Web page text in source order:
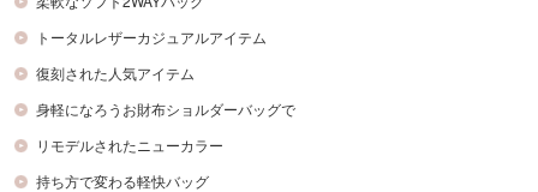
トータルレザーカジュアルアイテム
復刻された人気アイテム
身軽になろうお財布ショルダーバッグで
リモデルされたニューカラー
持ち方で変わる軽快バッグ